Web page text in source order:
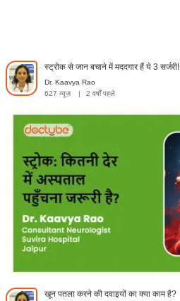
स्ट्रोक से जान बचाने में मददगार हैं ये 3 सर्जरी!
Dr. Kaavya Rao
627 व्यूज़
2 वर्षों पहले
खून पतला करने की दवाइयों का क्या काम है?